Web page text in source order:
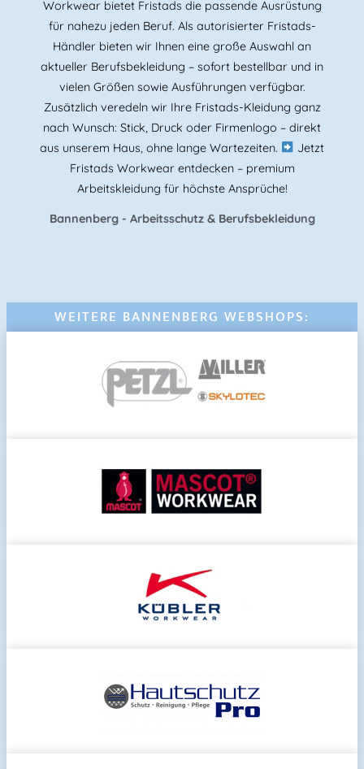
Workwear bietet Fristads die passende Ausrüstung
für nahezu jeden Beruf. Als autorisierter Fristads-
Händler bieten wir Ihnen eine große Auswahl an
aktueller Berufsbekleidung – sofort bestellbar und in
vielen Größen sowie Ausführungen verfügbar.
Zusätzlich veredeln wir Ihre Fristads-Kleidung ganz
nach Wunsch: Stick, Druck oder Firmenlogo – direkt
aus unserem Haus, ohne lange Wartezeiten.
Jetzt
Fristads Workwear entdecken – premium
Arbeitskleidung für höchste Ansprüche!
Bannenberg - Arbeitsschutz & Berufsbekleidung
WEITERE BANNENBERG WEBSHOPS: